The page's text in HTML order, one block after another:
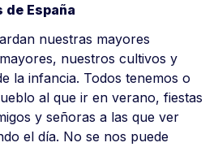
España
nuestras mayores
nuestros cultivos y
la infancia. Todos tenemos o
al que ir en verano, fiestas
y señoras a las que ver
el día. No se nos puede